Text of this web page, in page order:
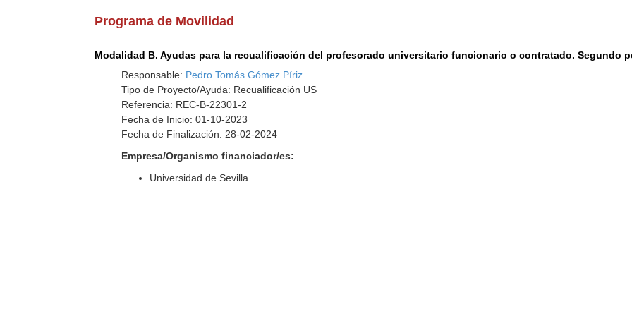
Programa de Movilidad
Modalidad B. Ayudas para la recualificación del profesorado universitario funcionario o contratado. Segundo
Responsable: Pedro Tomás Gómez Píriz
Tipo de Proyecto/Ayuda: Recualificación US
Referencia: REC-B-22301-2
Fecha de Inicio: 01-10-2023
Fecha de Finalización: 28-02-2024
Empresa/Organismo financiador/es:
Universidad de Sevilla